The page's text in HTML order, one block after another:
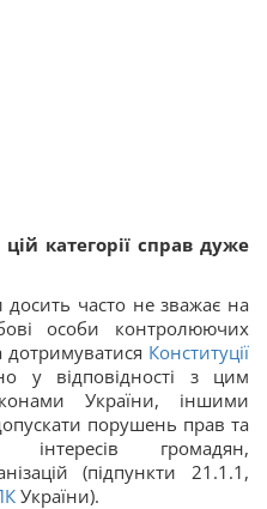
категорії справ дуже
часто не зважає на
особи контролюючих
дотримуватися Конституції
у відповідності з цим
України, іншими
порушень прав та
інтересів громадян,
(підпункти 21.1.1,
України).